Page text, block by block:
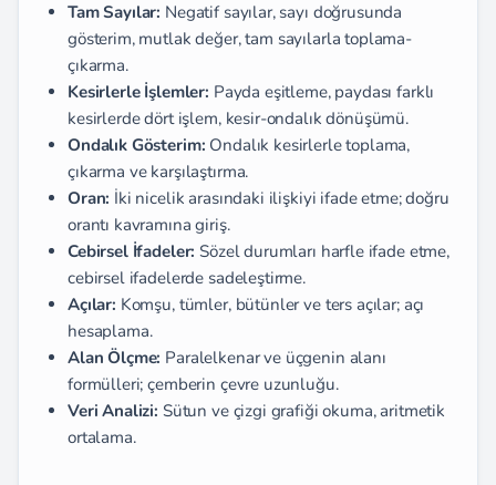
Tam Sayılar: Negatif sayılar, sayı doğrusunda
gösterim, mutlak değer, tam sayılarla toplama-
çıkarma.
Kesirlerle İşlemler: Payda eşitleme, paydası farklı
kesirlerde dört işlem, kesir-ondalık dönüşümü.
Ondalık Gösterim: Ondalık kesirlerle toplama,
çıkarma ve karşılaştırma.
Oran: İki nicelik arasındaki ilişkiyi ifade etme; doğru
orantı kavramına giriş.
Cebirsel İfadeler: Sözel durumları harfle ifade etme,
cebirsel ifadelerde sadeleştirme.
Açılar: Komşu, tümler, bütünler ve ters açılar; açı
hesaplama.
Alan Ölçme: Paralelkenar ve üçgenin alanı
formülleri; çemberin çevre uzunluğu.
Veri Analizi: Sütun ve çizgi grafiği okuma, aritmetik
ortalama.